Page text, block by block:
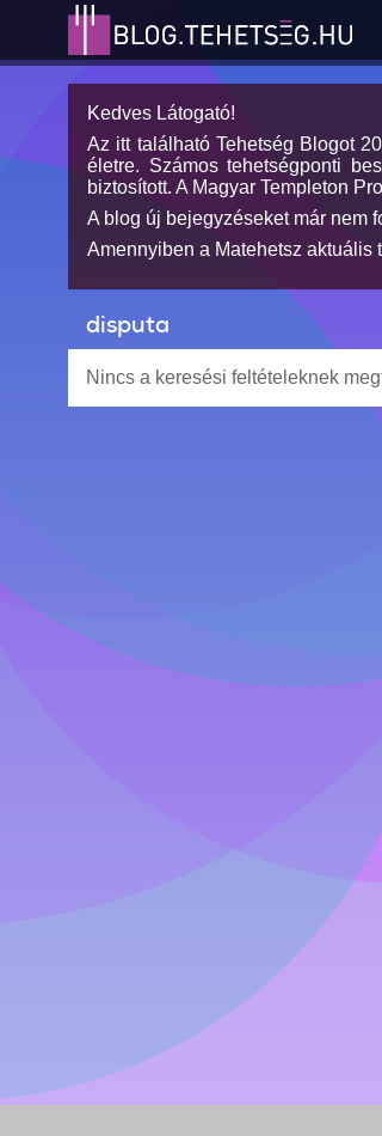
Kedves Látogató!
Az itt található Tehetség Blogot
életre. Számos tehetségponti
biztosított. A Magyar Templeton
A blog új bejegyzéseket már nem
Amennyiben a Matehetsz aktuális
disputa
Nincs a keresési feltételeknek